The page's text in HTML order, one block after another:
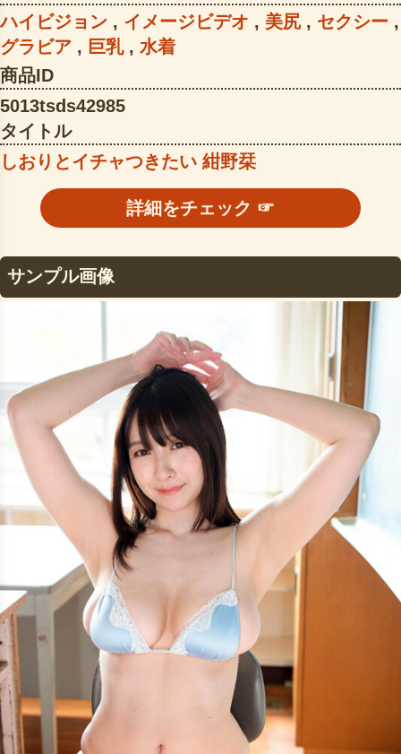
ハイビジョン , イメージビデオ , 美尻, セクシー ,
グラビア , 巨乳, 水着
商品ID
5013tsds42985
タイトル
しおりとイチャつきたい 紺野栞
詳細をチェック ☞
サンプル画像